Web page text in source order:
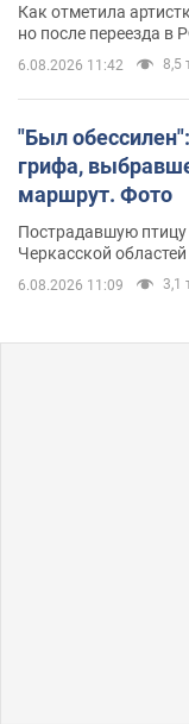
Как отметила
но после переезда в
6.08.2026 11:42 8,5
"Был
грифа,
маршрут. Фото
Пострадавшую
Черкасской областей
6.08.2026 11:09 3,1